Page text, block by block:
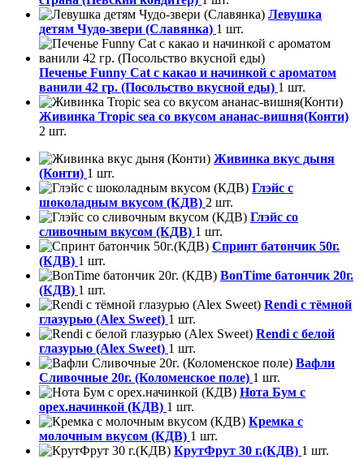
Левушка
детям Чудо-звери (Славянка) 1 шт.
Печенье Funny Сat с какао и начинкой с ароматом
ванили 42 гр. (Посольство вкусной еды) 1 шт.
Живинка Tropic sea со вкусом ананас-вишня(Конти)
2 шт.
Живинка вкус дыня
(Конти) 1 шт.
Глэйс с
шоколадным вкусом (КДВ) 2 шт.
Глэйс со
сливочным вкусом (КДВ) 1 шт.
Спринт батончик 50г.
(КДВ) 1 шт.
BonTime батончик 20г.
(КДВ) 1 шт.
Rendi с тёмной
глазурью (Alex Sweet) 1 шт.
Rendi с белой
глазурью (Alex Sweet) 1 шт.
Вафли
Сливочные 20г. (Коломенское поле) 1 шт.
Нота Бум с
орех.начинкой (КДВ) 1 шт.
Кремка с
молочным вкусом (КДВ) 1 шт.
КрутФрут 30 г.(КДВ) 1 шт.